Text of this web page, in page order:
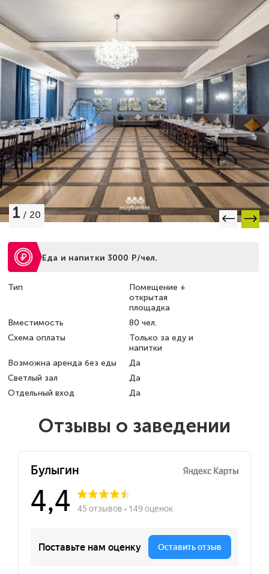
1 / 20
Еда и напитки 3000 Р/чел.
Тип
Помещение +
открытая
площадка
Вместимость
80 чел.
Схема оплаты
Только за еду и
напитки
Возможна аренда без еды
Да
Светлый зал
Да
Отдельный вход
Да
Отзывы о заведении